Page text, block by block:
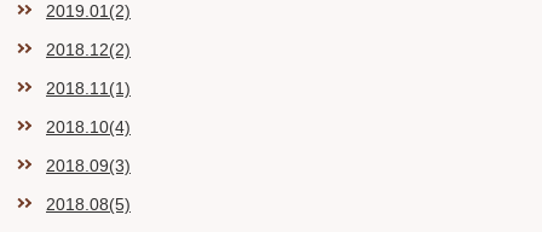
2019.01(2)
2018.12(2)
2018.11(1)
2018.10(4)
2018.09(3)
2018.08(5)